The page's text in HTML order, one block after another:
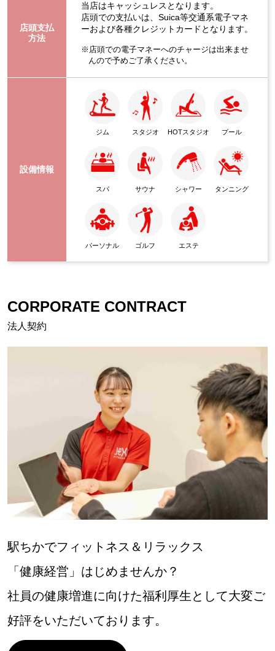
店頭支払
方法
当店はキャッシュレスとなります。
店頭での支払いは、Suica等交通系電子マネ
ーおよび各種クレジットカードとなります。
※店頭での電子マネーへのチャージは出来ませ
んので予めご了承ください。
設備情報
ジム スタジオ HOTスタジオ プール
スパ サウナ シャワー タンニング
パーソナル ゴルフ エステ
CORPORATE CONTRACT
法人契約
駅ちかでフィットネス＆リラックス
「健康経営」はじめませんか？
社員の健康増進に向けた福利厚生として大変ご
好評をいただいております。